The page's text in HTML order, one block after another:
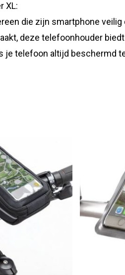
XL:
die zijn smartphone
deze telefoonhouder
telefoon altijd beschermd